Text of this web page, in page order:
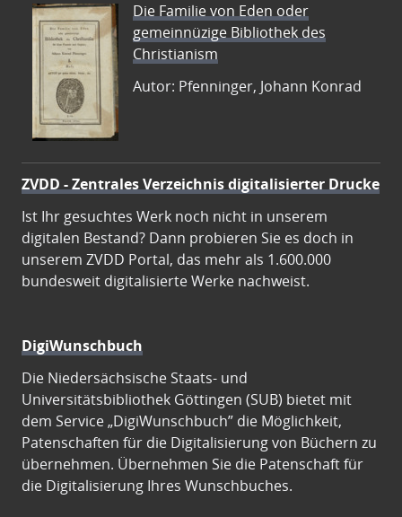
Die Familie von Eden oder
gemeinnüzige Bibliothek des
Christianism
Autor: Pfenninger, Johann Konrad
ZVDD - Zentrales Verzeichnis digitalisierter Drucke
Ist Ihr gesuchtes Werk noch nicht in unserem
digitalen Bestand? Dann probieren Sie es doch in
unserem ZVDD Portal, das mehr als 1.600.000
bundesweit digitalisierte Werke nachweist.
DigiWunschbuch
Die Niedersächsische Staats- und
Universitätsbibliothek Göttingen (SUB) bietet mit
dem Service „DigiWunschbuch” die Möglichkeit,
Patenschaften für die Digitalisierung von Büchern zu
übernehmen. Übernehmen Sie die Patenschaft für
die Digitalisierung Ihres Wunschbuches.